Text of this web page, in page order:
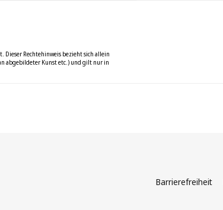
Dieser Rechtehinweis bezieht sich allein
abgebildeter Kunst etc.) und gilt nur in
Barrierefreiheit